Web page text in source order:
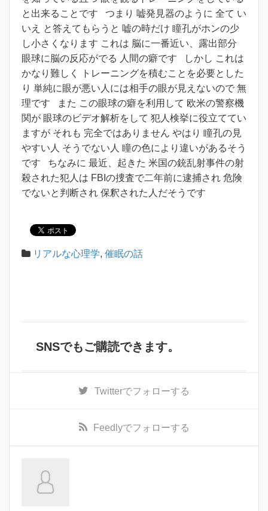
と出来ることです つまり 嘘発見器のように 全て い
いえ と答えてもらうと 嘘の時だけ 瞳孔がホンの少
し小さくなります これは 脳に一番近い、露出部分
眼球に脳の反応がでる 人間の癖です しかし これは
かなり難しく トレーニングを積むことを必要とした
り 単純に眼が悪い人には相手の眼が見えないので 無
理です また この眼球の癖を利用して 欧米の警察機
関が 眼球のビデオ解析をして 犯人検挙に役立ててい
ますが それも 完全ではありません やはり 瞳孔の見
やすい人 そうでない人 瞳の色により違いがあるそう
です ちなみに 最近、起きた 米国の銃乱射事件の射
殺された犯人は FBIの捜査で二年前に逮捕され 危険
でないと判断され 保釈された人だそうです
リアルな心理学, 催眠の話
SNSでもご購読できます。
Twitterでフォローする
Feedlyでフォローする